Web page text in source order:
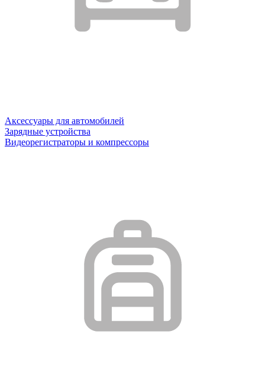
Аксессуары для автомобилей
Зарядные устройства
Видеорегистраторы и компрессоры